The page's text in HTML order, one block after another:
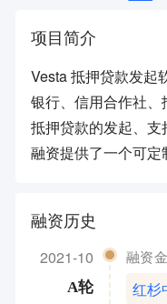
项目简介
Vesta 抵押贷款发起
银行、信用合作社
抵押贷款的发起、
融资提供了一个可定
融资历史
2021-10
A轮
融资
红杉